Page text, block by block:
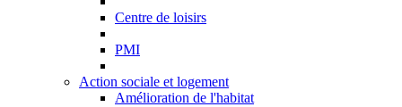
Centre de loisirs
PMI
Action sociale et logement
Amélioration de l'habitat